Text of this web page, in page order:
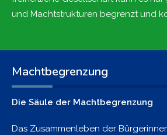
und Machtstrukturen begrenzt und
Machtbegrenzung
Die Säule der Machtbegrenzung
Das Zusammenleben der